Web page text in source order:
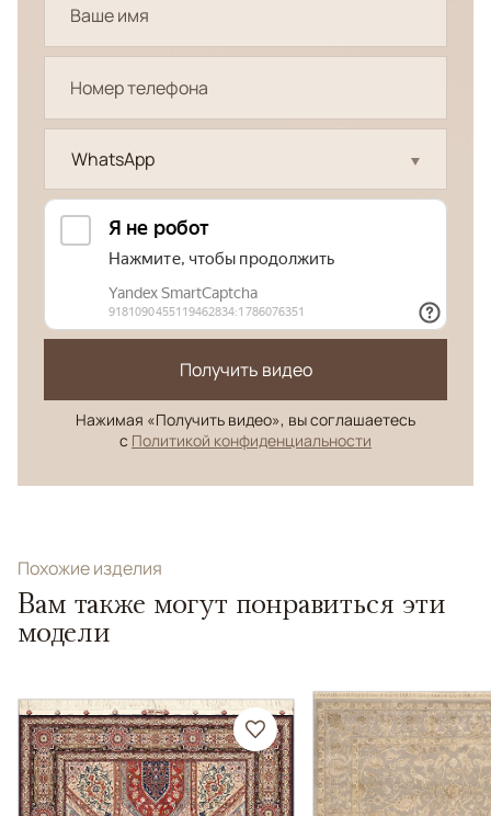
WhatsApp
Получить видео
Нажимая «Получить видео», вы соглашаетесь
с Политикой конфиденциальности
Похожие изделия
Вам также могут понравиться эти
модели